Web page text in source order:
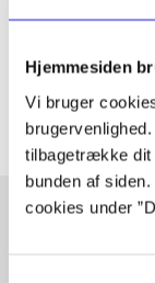
Hjemmesiden
Vi bruger
tilbagetrække dit
bunden af
cookies under
Artiklerne i